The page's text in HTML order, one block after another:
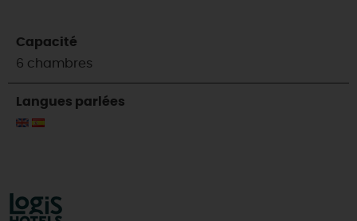
Capacité
6 chambres
Langues parlées